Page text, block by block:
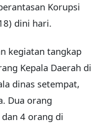
Korupsi
dini hari.
kegiatan tangkap
Kepala Daerah di
dinas setempat,
Dua orang
4 orang di